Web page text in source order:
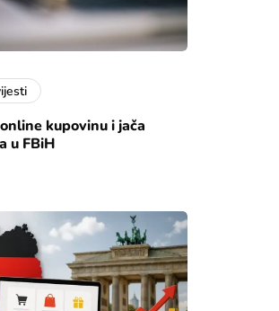
kupovinu i jača
u FBiH